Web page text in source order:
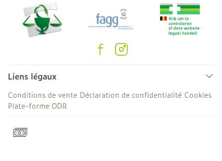
Liens légaux
Conditions de vente Déclaration de confidentialité Cookies
Plate-forme ODR